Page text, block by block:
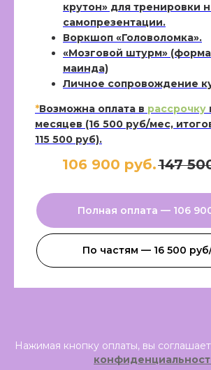
крутон» для тренировки
самопрезентации.
Воркшоп «Головоломка».
«Мозговой штурм»
маинда)
Личное сопровождение
*Возможна оплата в рассрочку
месяцев (16 500 руб/мес,
115 500 руб).
106 900 руб.147
Полная оплата — 106
По частям — 16 500
Нажимая кнопку оплаты, вы